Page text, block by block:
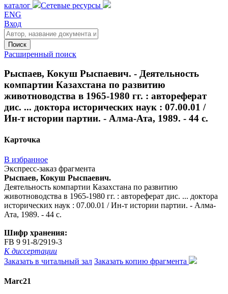
каталог
Сетевые ресурсы
ENG
Вход
Поиск
Расширенный поиск
Рыспаев, Кокуш Рыспаевич. - Деятельность
компартии Казахстана по развитию
животноводства в 1965-1980 гг. : автореферат
дис. ... доктора исторических наук : 07.00.01 /
Ин-т истории партии. - Алма-Ата, 1989. - 44 с.
Карточка
В избранное
Экспресс-заказ фрагмента
Рыспаев, Кокуш Рыспаевич.
Деятельность компартии Казахстана по развитию
животноводства в 1965-1980 гг. : автореферат дис. ... доктора
исторических наук : 07.00.01 / Ин-т истории партии. - Алма-
Ата, 1989. - 44 с.
Шифр хранения:
FB 9 91-8/2919-3
К диссертации
Заказать в читальный зал Заказать копию фрагмента
Marc21